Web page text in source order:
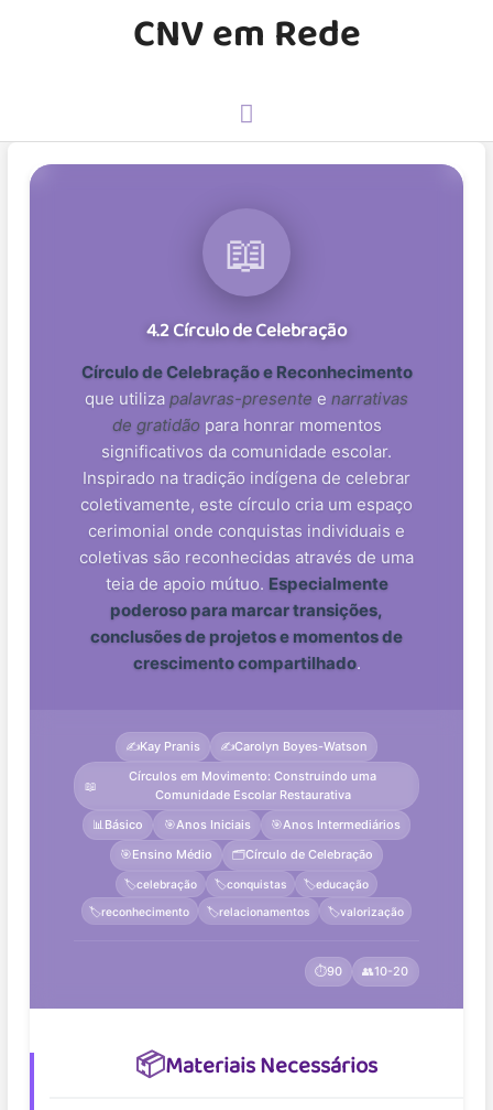
CNV em Rede
📖
4.2 Círculo de Celebração
Círculo de Celebração e Reconhecimento
que utiliza palavras-presente e narrativas
de gratidão para honrar momentos
significativos da comunidade escolar.
Inspirado na tradição indígena de celebrar
coletivamente, este círculo cria um espaço
cerimonial onde conquistas individuais e
coletivas são reconhecidas através de uma
teia de apoio mútuo. Especialmente
poderoso para marcar transições,
conclusões de projetos e momentos de
crescimento compartilhado.
✍️Kay Pranis ✍️Carolyn Boyes-Watson
📖
Círculos em Movimento: Construindo uma
Comunidade Escolar Restaurativa
📊Básico 🎯Anos Iniciais 🎯Anos Intermediários
🎯Ensino Médio 🗂️Círculo de Celebração
🏷️celebração 🏷️conquistas 🏷️educação
🏷️reconhecimento 🏷️relacionamentos 🏷️valorização
⏱️90 👥10-20
📦Materiais Necessários